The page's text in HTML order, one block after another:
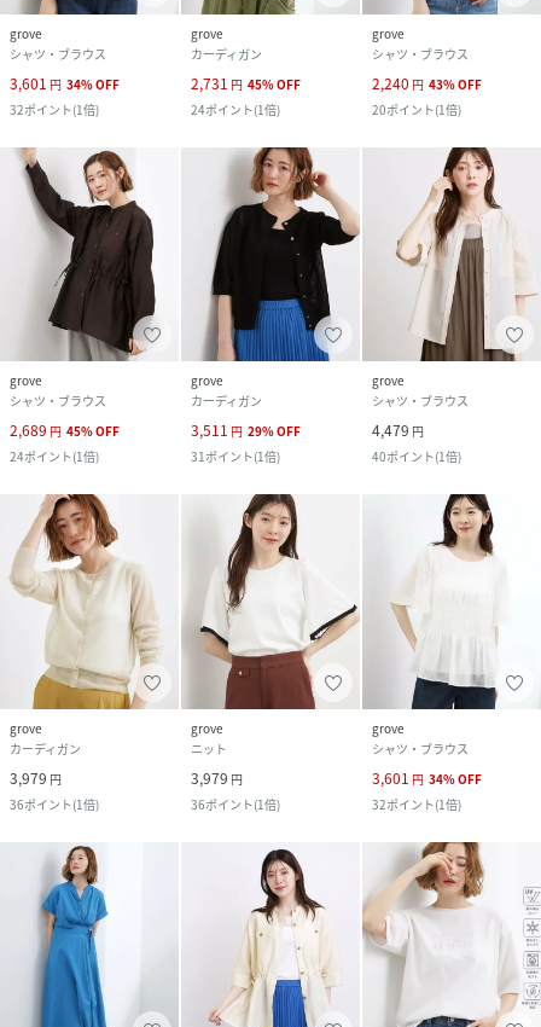
grove
シャツ・ブラウス
3,601 円 34%OFF
32ポイント(1倍)
grove
カーディガン
2,731 円 45%OFF
24ポイント(1倍)
grove
シャツ・ブラウス
2,240 円 43%OFF
20ポイント(1倍)
grove
シャツ・ブラウス
2,689 円 45%OFF
24ポイント(1倍)
grove
カーディガン
3,511 円 29%OFF
31ポイント(1倍)
grove
シャツ・ブラウス
4,479 円
40ポイント(1倍)
grove
カーディガン
3,979 円
36ポイント(1倍)
grove
ニット
3,979 円
36ポイント(1倍)
grove
シャツ・ブラウス
3,601 円 34%OFF
32ポイント(1倍)